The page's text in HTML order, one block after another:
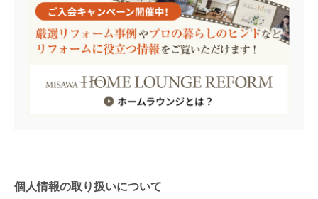
個人情報の取り扱いについて